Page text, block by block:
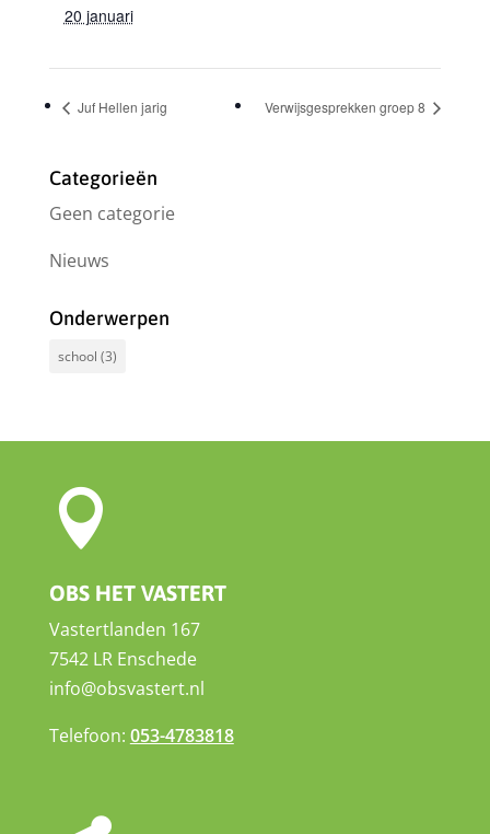
20 januari
Juf Hellen jarig Verwijsgesprekken groep 8
Categorieën
Geen categorie
Nieuws
Onderwerpen
school (3)

OBS HET VASTERT
Vastertlanden 167
7542 LR Enschede
info@obsvastert.nl
Telefoon: 053-4783818